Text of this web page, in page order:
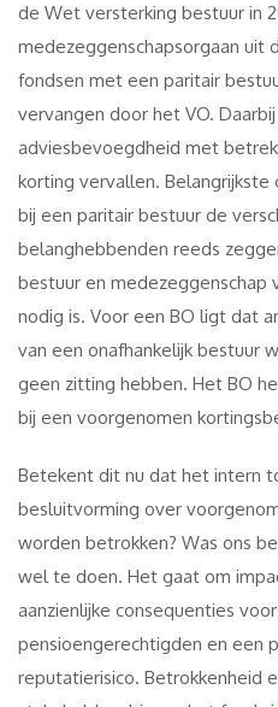
de Wet versterking bestuur in
medezeggenschapsorgaan uit
fondsen met een paritair
vervangen door het VO.
adviesbevoegdheid met
korting vervallen.
bij een paritair bestuur de
belanghebbenden reeds
bestuur en medezeggenschap
nodig is. Voor een BO ligt dat
van een onafhankelijk bestuur
geen zitting hebben. Het BO
bij een voorgenomen
Betekent dit nu dat het intern
besluitvorming over
worden betrokken? Was ons
wel te doen. Het gaat om
aanzienlijke consequenties
pensioengerechtigden en een
reputatierisico. Betrokkenheid